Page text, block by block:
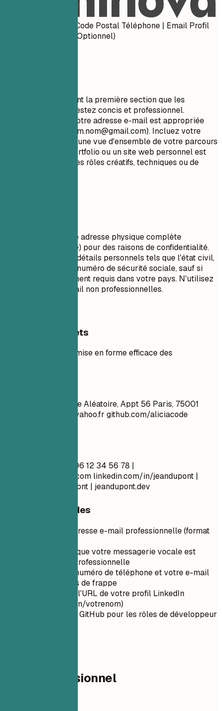
Prénom Nom Ville, Code Postal Téléphone | Email Profil
LinkedIn | Portfolio (Optionnel)
Vos coordonnées sont la première section que les
recruteurs voient. Restez concis et professionnel.
Assurez-vous que votre adresse e-mail est appropriée
prenom.nom@gmail.com). Incluez votre
profil LinkedIn pour une vue d'ensemble de votre parcours
professionnel. Un portfolio ou un site web personnel est
recommandé pour les rôles créatifs, techniques ou de
Ne pas inclure votre adresse physique complète
(numéro/nom de rue) pour des raisons de confidentialité.
Évitez d'inclure des détails personnels tels que l'état civil,
l'âge, la photo ou le numéro de sécurité sociale, sauf si
cela est spécifiquement requis dans votre pays. N'utilisez
pas d'adresses e-mail non professionnelles.
Exemples concrets
Exemples clairs de mise en forme efficace des
Jean Dupont 123 Rue Aléatoire, Appt 56 Paris, 75001
le_mec_cool_99@yahoo.fr github.com/aliciacode
Jean Dupont Paris 06 12 34 56 78 |
jean.dupont@email.com linkedin.com/in/jeandupont |
github.com/jeandupont | jeandupont.dev
Conseils rapides
Utilisez une adresse e-mail professionnelle (format
Assurez-vous que votre messagerie vocale est
configurée et professionnelle
Vérifiez votre numéro de téléphone et votre e-mail
pour les fautes de frappe
Personnalisez l'URL de votre profil LinkedIn
(linkedin.com/in/votrenom)
Incluez un lien GitHub pour les rôles de développeur
Profil professionnel